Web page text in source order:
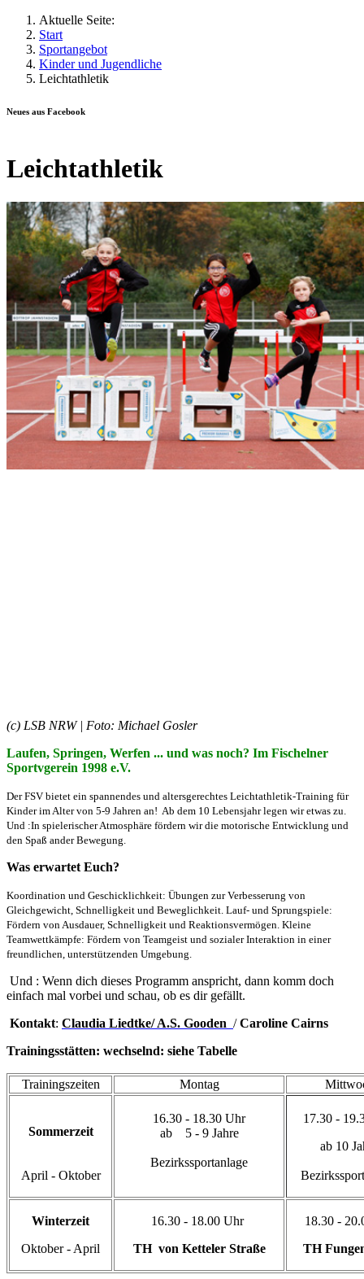
Aktuelle Seite:
Start
Sportangebot
Kinder und Jugendliche
Leichtathletik
Neues aus Facebook
Leichtathletik
(c) LSB NRW | Foto: Michael Gosler
Laufen, Springen, Werfen ... und was noch? Im Fischelner
Sportvgerein 1998 e.V.
Der FSV bietet ein spannendes und altersgerechtes Leichtathletik-Training für
Kinder im Alter von 5-9 Jahren an! Ab dem 10 Lebensjahr legen wir etwas zu.
Und :In spielerischer Atmosphäre fördern wir die motorische Entwicklung und
den Spaß ander Bewegung.
Was erwartet Euch?
Koordination und Geschicklichkeit: Übungen zur Verbesserung von
Gleichgewicht, Schnelligkeit und Beweglichkeit. Lauf- und Sprungspiele:
Fördern von Ausdauer, Schnelligkeit und Reaktionsvermögen. Kleine
Teamwettkämpfe: Fördern von Teamgeist und sozialer Interaktion in einer
freundlichen, unterstützenden Umgebung.
Und : Wenn dich dieses Programm anspricht, dann komm doch
einfach mal vorbei und schau, ob es dir gefällt.
Kontakt: Claudia Liedtke/ A.S. Gooden /Caroline Cairns
Trainingsstätten: wechselnd: siehe Tabelle
Trainingszeiten Montag
Sommerzeit
April - Oktober
16.30 - 18.30 Uhr
ab 5 - 9 Jahre
Bezirkssportanlage
17.30 -
ab 10
Winterzeit
Oktober - April
16.30 - 18.00 Uhr
TH von Ketteler Straße
18.30 -
TH